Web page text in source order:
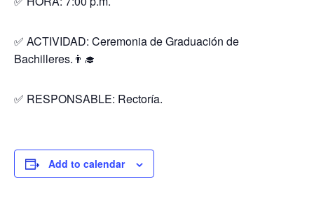
✅ ACTIVIDAD: Ceremonia de Graduación de
Bachilleres.👨‍🎓
✅ RESPONSABLE: Rectoría.
Add to calendar